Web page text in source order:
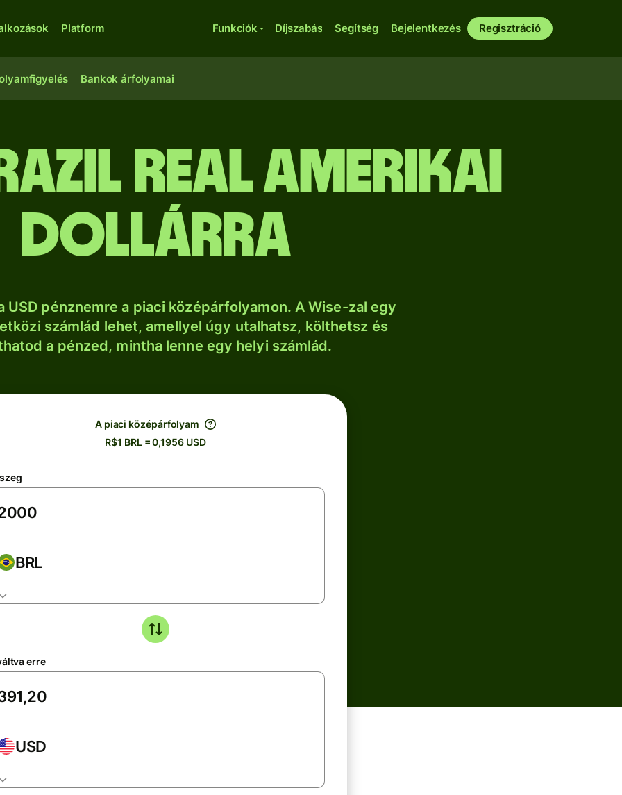
Platform Funkciók Díjszabás Segítség Bejelentkezés Regisztráció
Bankok árfolyamai
real amerikai
dollárra
USD pénznemre a piaci középárfolyamon. A Wise-zal egy
számlád lehet, amellyel úgy utalhatsz, költhetsz és
a pénzed, mintha lenne egy helyi számlád.
A piaci középárfolyam
R$1 BRL = 0,1956 USD
BRL
erre
USD